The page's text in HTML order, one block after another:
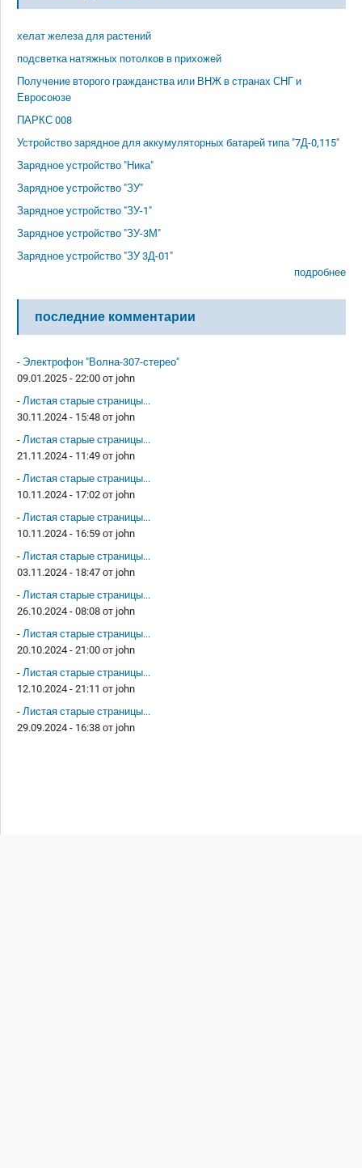
хелат железа для растений
подсветка натяжных потолков в прихожей
Получение второго гражданства или ВНЖ в странах СНГ и
Евросоюзе
ПАРКС 008
Устройство зарядное для аккумуляторных батарей типа "7Д-0,115"
Зарядное устройство "Ника"
Зарядное устройство "ЗУ"
Зарядное устройство "ЗУ-1"
Зарядное устройство "ЗУ-3М"
Зарядное устройство "ЗУ 3Д-01"
подробнее
последние комментарии
- Электрофон "Волна-307-стерео"
09.01.2025 - 22:00 от john
- Листая старые страницы...
30.11.2024 - 15:48 от john
- Листая старые страницы...
21.11.2024 - 11:49 от john
- Листая старые страницы...
10.11.2024 - 17:02 от john
- Листая старые страницы...
10.11.2024 - 16:59 от john
- Листая старые страницы...
03.11.2024 - 18:47 от john
- Листая старые страницы...
26.10.2024 - 08:08 от john
- Листая старые страницы...
20.10.2024 - 21:00 от john
- Листая старые страницы...
12.10.2024 - 21:11 от john
- Листая старые страницы...
29.09.2024 - 16:38 от john